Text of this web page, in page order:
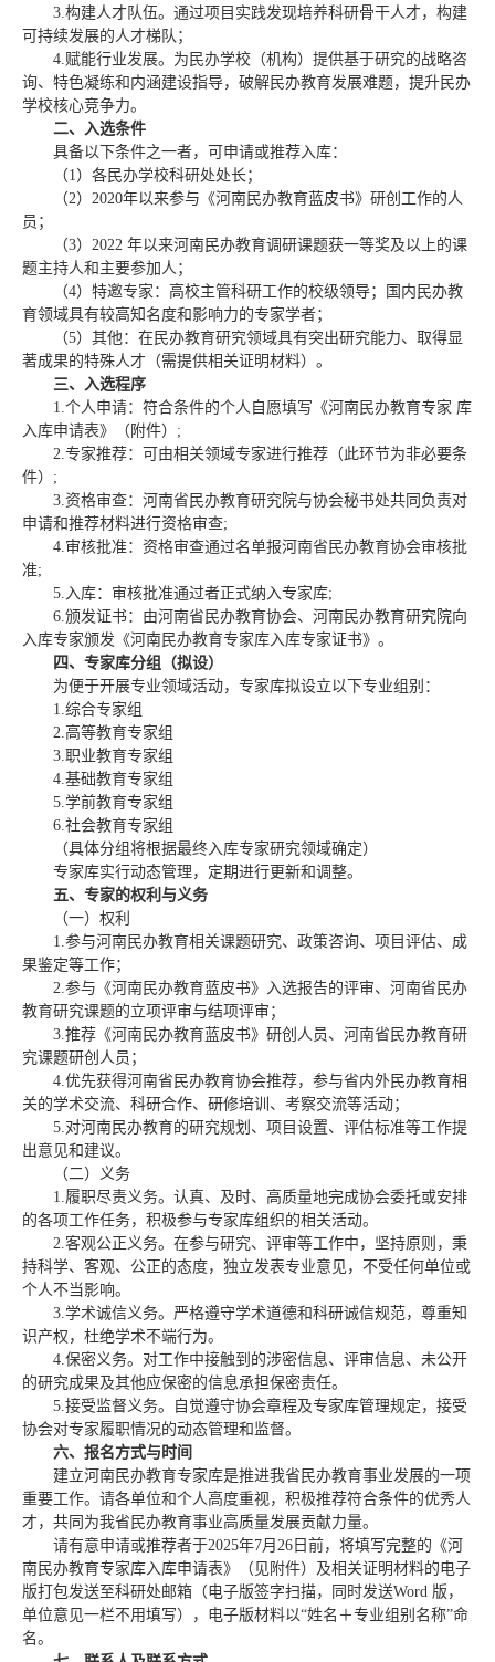
3.构建人才队伍。通过项目实践发现培养科研骨干人才，构建
可持续发展的人才梯队；
4.赋能行业发展。为民办学校（机构）提供基于研究的战略咨
询、特色凝练和内涵建设指导，破解民办教育发展难题，提升民办
学校核心竞争力。
二、入选条件
具备以下条件之一者，可申请或推荐入库：
（1）各民办学校科研处处长；
（2）2020年以来参与《河南民办教育蓝皮书》研创工作的人
员；
（3）2022 年以来河南民办教育调研课题获一等奖及以上的课
题主持人和主要参加人；
（4）特邀专家：高校主管科研工作的校级领导；国内民办教
育领域具有较高知名度和影响力的专家学者；
（5）其他：在民办教育研究领域具有突出研究能力、取得显
著成果的特殊人才（需提供相关证明材料）。
三、入选程序
1.个人申请：符合条件的个人自愿填写《河南民办教育专家 库
入库申请表》（附件）;
2.专家推荐：可由相关领域专家进行推荐（此环节为非必要条
件）;
3.资格审查：河南省民办教育研究院与协会秘书处共同负责对
申请和推荐材料进行资格审查;
4.审核批准：资格审查通过名单报河南省民办教育协会审核批
准;
5.入库：审核批准通过者正式纳入专家库;
6.颁发证书：由河南省民办教育协会、河南民办教育研究院向
入库专家颁发《河南民办教育专家库入库专家证书》。
四、专家库分组（拟设）
为便于开展专业领域活动，专家库拟设立以下专业组别：
1.综合专家组
2.高等教育专家组
3.职业教育专家组
4.基础教育专家组
5.学前教育专家组
6.社会教育专家组
（具体分组将根据最终入库专家研究领域确定）
专家库实行动态管理，定期进行更新和调整。
五、专家的权利与义务
（一）权利
1.参与河南民办教育相关课题研究、政策咨询、项目评估、成
果鉴定等工作；
2.参与《河南民办教育蓝皮书》入选报告的评审、河南省民办
教育研究课题的立项评审与结项评审；
3.推荐《河南民办教育蓝皮书》研创人员、河南省民办教育研
究课题研创人员；
4.优先获得河南省民办教育协会推荐，参与省内外民办教育相
关的学术交流、科研合作、研修培训、考察交流等活动；
5.对河南民办教育的研究规划、项目设置、评估标准等工作提
出意见和建议。
（二）义务
1.履职尽责义务。认真、及时、高质量地完成协会委托或安排
的各项工作任务，积极参与专家库组织的相关活动。
2.客观公正义务。在参与研究、评审等工作中，坚持原则，秉
持科学、客观、公正的态度，独立发表专业意见，不受任何单位或
个人不当影响。
3.学术诚信义务。严格遵守学术道德和科研诚信规范，尊重知
识产权，杜绝学术不端行为。
4.保密义务。对工作中接触到的涉密信息、评审信息、未公开
的研究成果及其他应保密的信息承担保密责任。
5.接受监督义务。自觉遵守协会章程及专家库管理规定，接受
协会对专家履职情况的动态管理和监督。
六、报名方式与时间
建立河南民办教育专家库是推进我省民办教育事业发展的一项
重要工作。请各单位和个人高度重视，积极推荐符合条件的优秀人
才，共同为我省民办教育事业高质量发展贡献力量。
请有意申请或推荐者于2025年7月26日前，将填写完整的《河
南民办教育专家库入库申请表》（见附件）及相关证明材料的电子
版打包发送至科研处邮箱（电子版签字扫描，同时发送Word 版，
单位意见一栏不用填写），电子版材料以“姓名＋专业组别名称”命
名。